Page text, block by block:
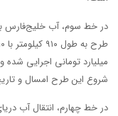
در خط سوم، آب خلیج‌فارس
شروع این طرح امسال و تاریخ پایان آن
در خط چهارم، انتقال آب